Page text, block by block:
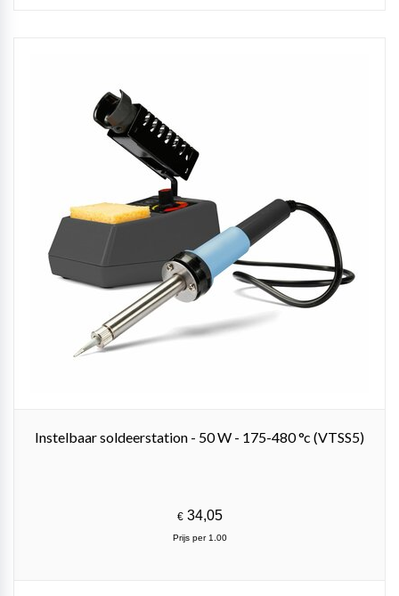
Instelbaar soldeerstation - 50 W - 175-480 °c (VTSS5)
€34,05
Prijs per 1.00